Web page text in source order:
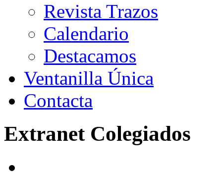
Revista Trazos
Calendario
Destacamos
Ventanilla Única
Contacta
Extranet Colegiados